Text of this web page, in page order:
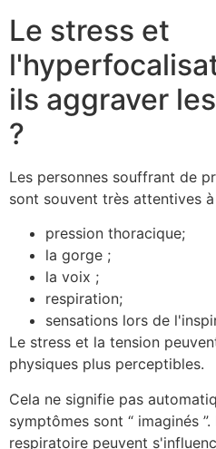
Le stress et
ils aggraver
?
Les personnes souffrant de
sont souvent très attentives à
pression thoracique;
la gorge ;
la voix ;
respiration;
sensations lors de
Le stress et la tension
physiques plus perceptibles.
Cela ne signifie pas
symptômes sont “ imaginés
respiratoire peuvent